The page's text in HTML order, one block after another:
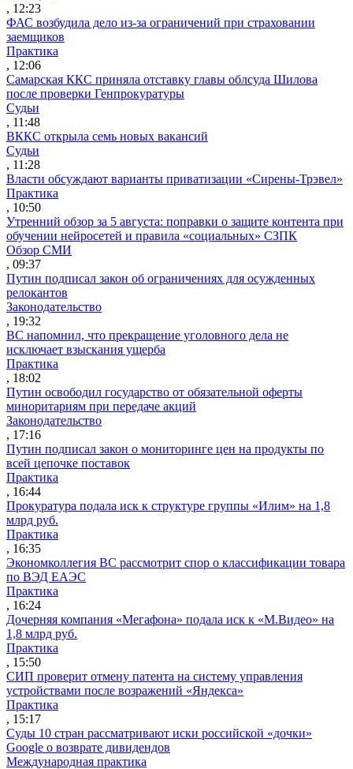
, 12:23
ФАС возбудила дело из-за ограничений при страховании
заемщиков
Практика
, 12:06
Самарская ККС приняла отставку главы облсуда Шилова
после проверки Генпрокуратуры
Судьи
, 11:48
ВККС открыла семь новых вакансий
Судьи
, 11:28
Власти обсуждают варианты приватизации «Сирены-Трэвел»
Практика
, 10:50
Утренний обзор за 5 августа: поправки о защите контента при
обучении нейросетей и правила «социальных» СЗПК
Обзор СМИ
, 09:37
Путин подписал закон об ограничениях для осужденных
релокантов
Законодательство
, 19:32
ВС напомнил, что прекращение уголовного дела не
исключает взыскания ущерба
Практика
, 18:02
Путин освободил государство от обязательной оферты
миноритариям при передаче акций
Законодательство
, 17:16
Путин подписал закон о мониторинге цен на продукты по
всей цепочке поставок
Практика
, 16:44
Прокуратура подала иск к структуре группы «Илим» на 1,8
млрд руб.
Практика
, 16:35
Экономколлегия ВС рассмотрит спор о классификации товара
по ВЭД ЕАЭС
Практика
, 16:24
Дочерняя компания «Мегафона» подала иск к «М.Видео» на
1,8 млрд руб.
Практика
, 15:50
СИП проверит отмену патента на систему управления
устройствами после возражений «Яндекса»
Практика
, 15:17
Суды 10 стран рассматривают иски российской «дочки»
Google о возврате дивидендов
Международная практика